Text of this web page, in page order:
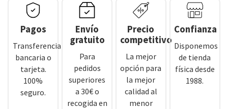
Pagos
Transferencia
bancaria o
tarjeta.
100%
seguro.
Envío
gratuito
Para
pedidos
superiores
a 30€ o
recogida en
Precio
competitivo
La mejor
opción para
la mejor
calidad al
menor
Confianza
Disponemos
de tienda
física desde
1988.